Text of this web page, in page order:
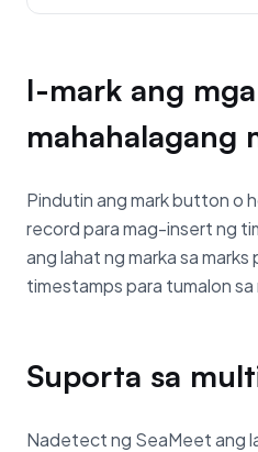
I-mark ang mga
mahahalagang
Pindutin ang mark button o
record para mag-insert ng
ang lahat ng marka sa
timestamps para tumalon
Suporta sa
Nadetect ng SeaMeet ang